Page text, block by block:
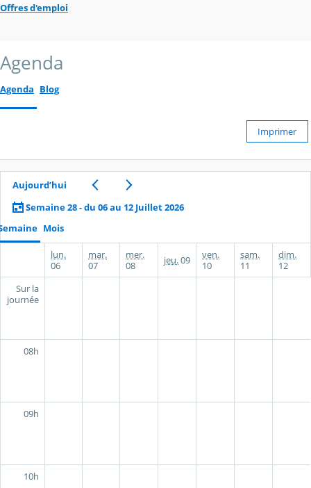
Offres d'emploi
Agenda
Agenda Blog
Imprimer
Aujourd’hui
Semaine 28 - du 06 au 12 Juillet 2026
Mois
lun.
06
mar.
07
mer.
08
jeu.09
ven.
10
sam.
11
dim.
12
Sur la
journée
08h
09h
10h